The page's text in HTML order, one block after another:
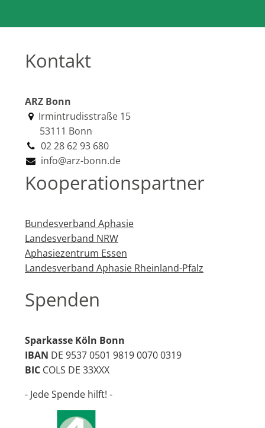
Kontakt
ARZ Bonn
Irmintrudisstraße 15
53111 Bonn
02 28 62 93 680
info@arz-bonn.de
Kooperationspartner
Bundesverband Aphasie
Landesverband NRW
Aphasiezentrum Essen
Landesverband Aphasie Rheinland-Pfalz
Spenden
Sparkasse Köln Bonn
IBAN DE 9537 0501 9819 0070 0319
BIC COLS DE 33XXX
- Jede Spende hilft! -